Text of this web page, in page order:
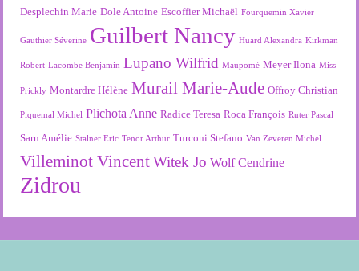
Desplechin Marie Dole Antoine Escoffier Michaël Fourquemin Xavier
Gauthier Séverine Guilbert Nancy Huard Alexandra Kirkman
Robert Lacombe Benjamin Lupano Wilfrid Maupomé Meyer Ilona Miss
Prickly Montardre Hélène Murail Marie-Aude Offroy Christian
Piquemal Michel Plichota Anne Radice Teresa Roca François Ruter Pascal
Sarn Amélie Stalner Eric Tenor Arthur Turconi Stefano Van Zeveren Michel
Villeminot Vincent Witek Jo Wolf Cendrine
Zidrou